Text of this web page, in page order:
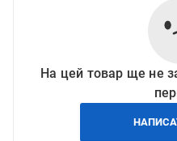
На цей товар ще не